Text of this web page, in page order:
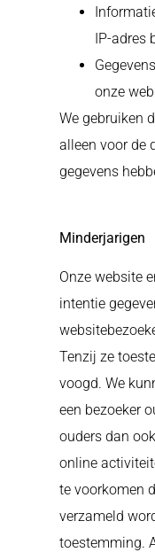
IP-adres
onze
We gebruiken
alleen voor de
gegevens
Minderjarigen
Onze website
intentie
Tenzij ze
voogd. We
een bezoeker
ouders dan
online
te voorkomen
verzameld
toestemming.